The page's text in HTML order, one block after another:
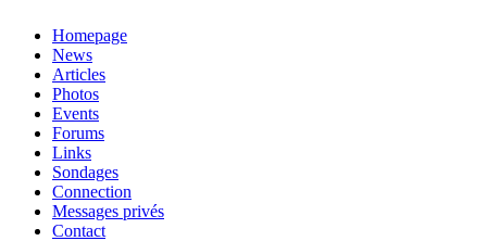
Homepage
News
Articles
Photos
Events
Forums
Links
Sondages
Connection
Messages privés
Contact